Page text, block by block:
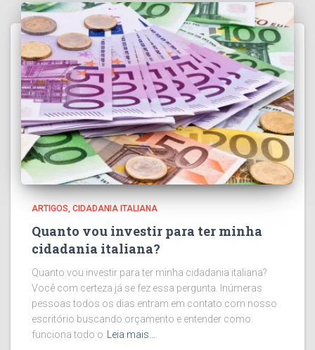
ARTIGOS CIDADANIA ITALIANA
Quanto vou investir para ter minha
cidadania italiana?
Quanto vou investir para ter minha cidadania italiana?
Você com certeza já se fez essa pergunta. Inúmeras
pessoas todos os dias entram em contato com nosso
escritório buscando orçamento e entender como
funciona todo o
Leia mais…